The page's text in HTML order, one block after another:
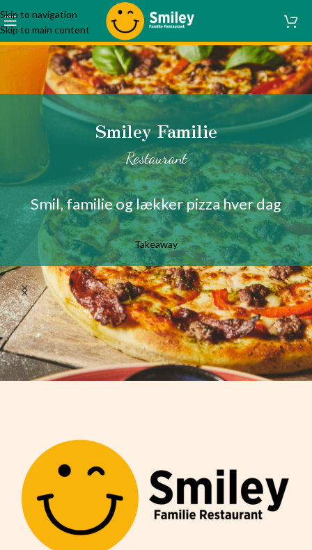
Skip to navigation
Skip to main content
Smiley Familie
Restaurant
Smil, familie og lækker pizza hver dag
Takeaway